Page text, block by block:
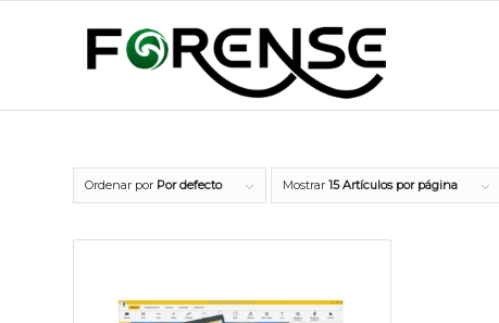
Ordenar por Por defecto Mostrar 15 Artículos por página